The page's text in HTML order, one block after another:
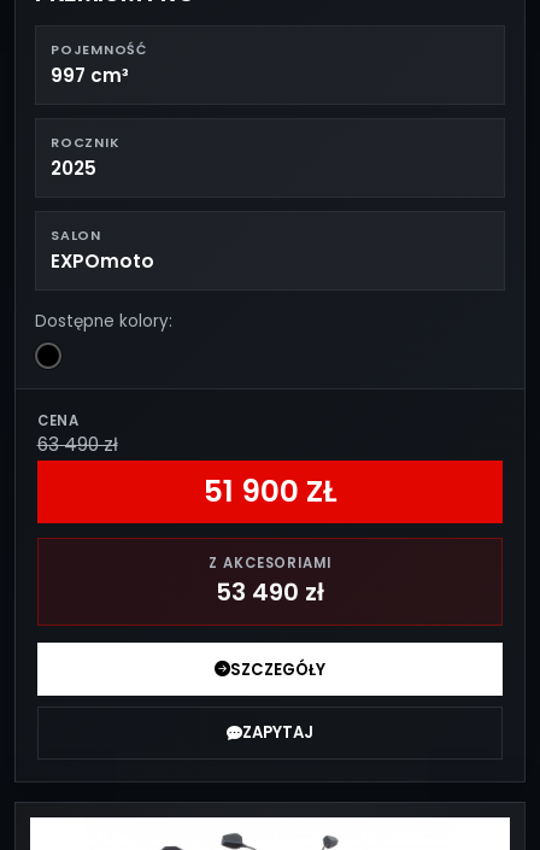
POJEMNOŚĆ
997 cm³
ROCZNIK
2025
SALON
EXPOmoto
Dostępne kolory:
CENA
63 490 zł
51 900 ZŁ
Z AKCESORIAMI
53 490 zł
SZCZEGÓŁY
ZAPYTAJ